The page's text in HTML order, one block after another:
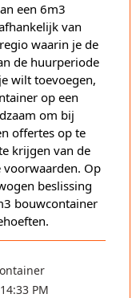
een 6m3
van
waarin je de
de huurperiode
wilt toevoegen,
op een
om bij
offertes op te
krijgen van de
Op
beslissing
bouwcontainer
PM